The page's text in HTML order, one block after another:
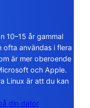
10–15 år gammal
ofta användas i flera
är mer oberoende
och Apple.
Linux är att du kan
din dator